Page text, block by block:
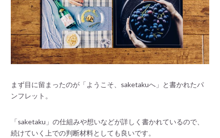
まず目に留まったのが「ようこそ、saketakuへ」と書かれたパ
ンフレット。
「saketaku」の仕組みや想いなどが詳しく書かれているので、
続けていく上での判断材料としても良いです。